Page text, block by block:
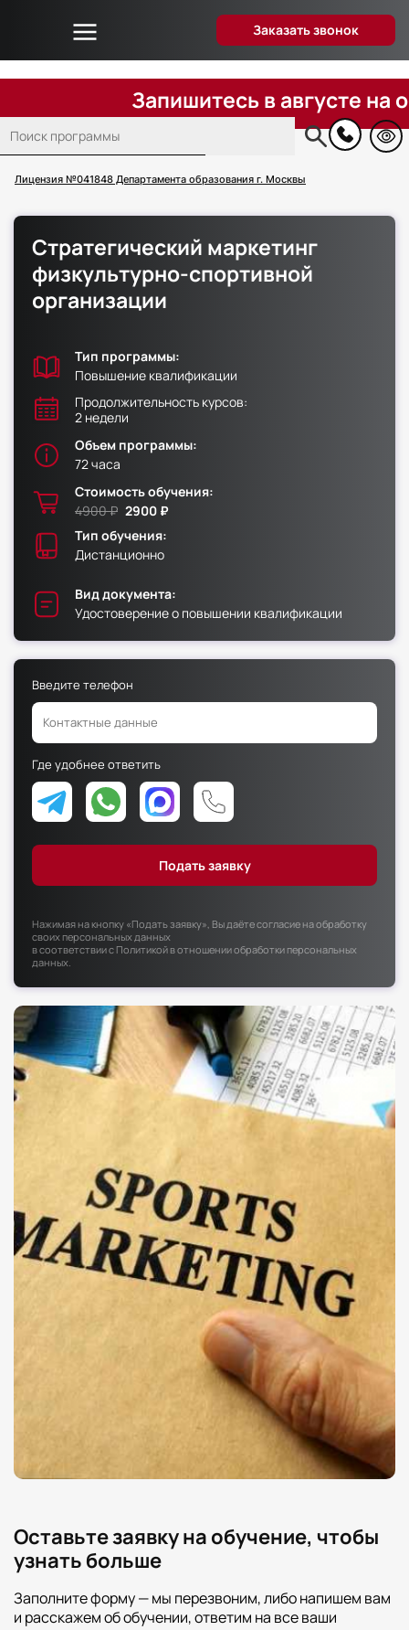
Лицензия №041848 Департамента образования г. Москвы
Заказать звонок
Основная
навигация
Об университете
Дистанционное образование
Преподаватели
Вопрос-ответ
Способы оплаты
Поступающим
Сведения об образовательной организации
Факультет физической культуры и спорта
Факультет менеджмента и экономики
Факультет педагогики
Факультет психологии
Факультет рекламы и связей с общественностью
Факультет социальной работы
Факультет физической культуры и спорта
Юридический факультет
Факультет менеджмента и экономики
Факультет педагогики
Факультет рекламы и связей с общественностью
Факультет социальной работы
Запишитесь в августе на
Стратегический маркетинг
физкультурно-спортивной
организации
Тип программы:
Повышение квалификации
Продолжительность курсов:
2 недели
Объем программы:
72 часа
Стоимость обучения:
4900 ₽ 2900 ₽
Тип обучения:
Дистанционно
Вид документа:
Удостоверение о повышении квалификации
Введите телефон
Где удобнее ответить
Нажимая на кнопку «Подать заявку», Вы даёте согласие на обработку
своих персональных данных
в соответствии сПолитикой в отношении обработки персональных
данных.
Оставьте заявку на обучение, чтобы
узнать больше
Заполните форму — мы перезвоним, либо напишем вам
и расскажем об обучении, ответим на все ваши